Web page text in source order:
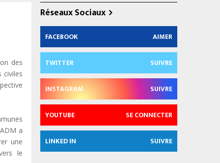
des
civiles
a
une
le
Réseaux Sociaux
FACEBOOK AIMER
TWITTER SUIVRE
INSTAGRAM SUIVRE
YOUTUBE SE CONNECTER
LINKED IN SUIVRE